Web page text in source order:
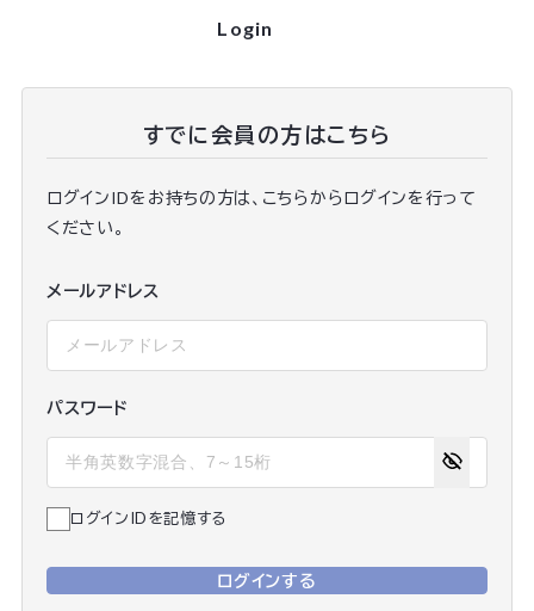
Login
すでに会員の方はこちら
ログインIDをお持ちの方は、こちらからログインを行って
ください。
メールアドレス
パスワード
ログインIDを記憶する
ログインする